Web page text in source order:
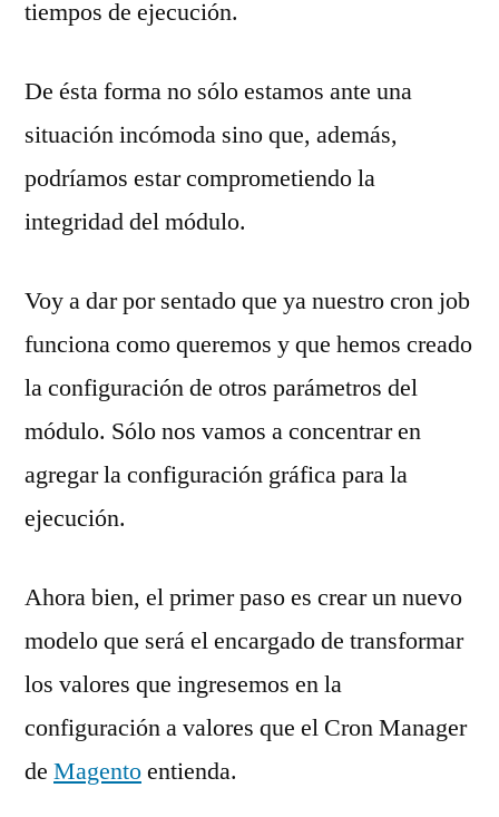
tiempos de ejecución.
De ésta forma no sólo estamos ante una
situación incómoda sino que, además,
podríamos estar comprometiendo la
integridad del módulo.
Voy a dar por sentado que ya nuestro cron job
funciona como queremos y que hemos creado
la configuración de otros parámetros del
módulo. Sólo nos vamos a concentrar en
agregar la configuración gráfica para la
ejecución.
Ahora bien, el primer paso es crear un nuevo
modelo que será el encargado de transformar
los valores que ingresemos en la
configuración a valores que el Cron Manager
de Magentoentienda.